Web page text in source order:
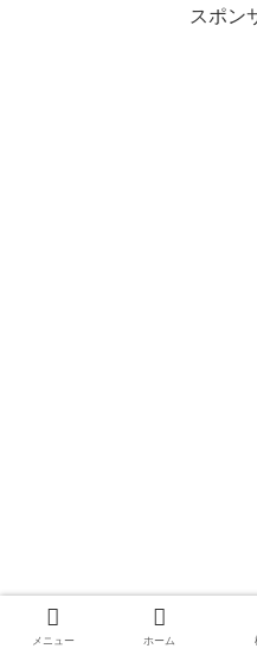
スポン
メニュー ホーム